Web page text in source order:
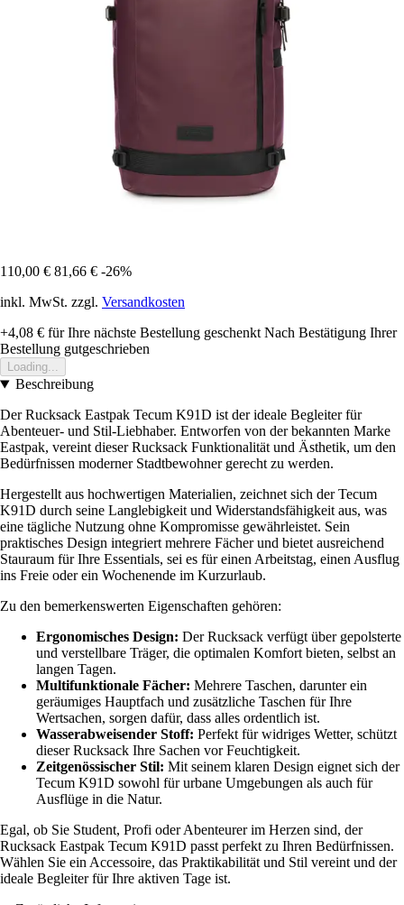
110,00 € 81,66 € -26%
inkl. MwSt. zzgl. Versandkosten
+4,08 € für Ihre nächste Bestellung geschenkt Nach Bestätigung Ihrer
Bestellung gutgeschrieben
Loading...
Beschreibung
Der Rucksack Eastpak Tecum K91D ist der ideale Begleiter für
Abenteuer- und Stil-Liebhaber. Entworfen von der bekannten Marke
Eastpak, vereint dieser Rucksack Funktionalität und Ästhetik, um den
Bedürfnissen moderner Stadtbewohner gerecht zu werden.
Hergestellt aus hochwertigen Materialien, zeichnet sich der Tecum
K91D durch seine Langlebigkeit und Widerstandsfähigkeit aus, was
eine tägliche Nutzung ohne Kompromisse gewährleistet. Sein
praktisches Design integriert mehrere Fächer und bietet ausreichend
Stauraum für Ihre Essentials, sei es für einen Arbeitstag, einen Ausflug
ins Freie oder ein Wochenende im Kurzurlaub.
Zu den bemerkenswerten Eigenschaften gehören:
Ergonomisches Design: Der Rucksack verfügt über gepolsterte
und verstellbare Träger, die optimalen Komfort bieten, selbst an
langen Tagen.
Multifunktionale Fächer: Mehrere Taschen, darunter ein
geräumiges Hauptfach und zusätzliche Taschen für Ihre
Wertsachen, sorgen dafür, dass alles ordentlich ist.
Wasserabweisender Stoff: Perfekt für widriges Wetter, schützt
dieser Rucksack Ihre Sachen vor Feuchtigkeit.
Zeitgenössischer Stil: Mit seinem klaren Design eignet sich der
Tecum K91D sowohl für urbane Umgebungen als auch für
Ausflüge in die Natur.
Egal, ob Sie Student, Profi oder Abenteurer im Herzen sind, der
Rucksack Eastpak Tecum K91D passt perfekt zu Ihren Bedürfnissen.
Wählen Sie ein Accessoire, das Praktikabilität und Stil vereint und der
ideale Begleiter für Ihre aktiven Tage ist.